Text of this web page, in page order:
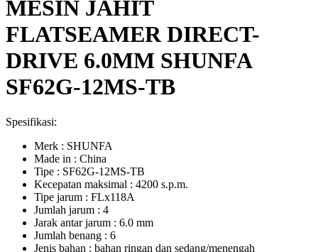
MESIN JAHIT
FLATSEAMER DIRECT-
DRIVE 6.0MM SHUNFA
SF62G-12MS-TB
Spesifikasi:
Merk : SHUNFA
Made in : China
Tipe : SF62G-12MS-TB
Kecepatan maksimal : 4200 s.p.m.
Tipe jarum : FLx118A
Jumlah jarum : 4
Jarak antar jarum : 6.0 mm
Jumlah benang : 6
Jenis bahan : bahan ringan dan sedang/menengah